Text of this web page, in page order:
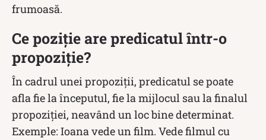
frumoasă.
Ce poziție are predicatul într-o
propoziție?
În cadrul unei propoziții, predicatul se poate
afla fie la începutul, fie la mijlocul sau la finalul
propoziției, neavând un loc bine determinat.
Exemple: Ioana vede un film. Vede filmul cu